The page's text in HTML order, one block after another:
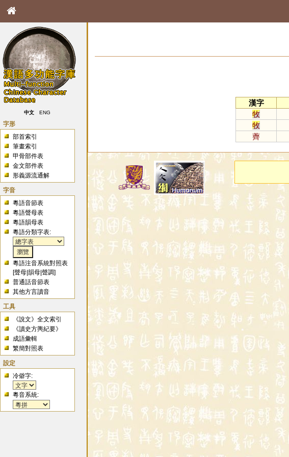
中文 ENG
字形
部首索引
筆畫索引
甲骨部件表
金文部件表
形義源流通解
字音
粵語音節表
粵語聲母表
粵語韻母表
粵語分類字表:
粵語注音系統對照表
[聲母 |韻母 |聲調]
普通話音節表
其他方言讀音
工具
《說文》全文索引
《讀史方輿紀要》
成語彙輯
繁簡對照表
設定
冷僻字:
粵音系統:
漢字
牧
牧
薺